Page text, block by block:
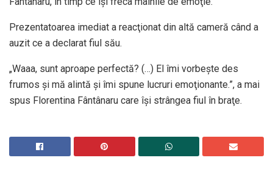
Prezentatoarea imediat a reacţionat din altă cameră când a
auzit ce a declarat fiul său.
„Waaa, sunt aproape perfectă? (…) El îmi vorbeşte des
frumos şi mă alintă şi îmi spune lucruri emoţionante.”, a mai
spus Florentina Fântânaru care îşi strângea fiul în braţe.